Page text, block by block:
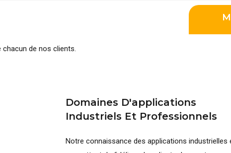
de nos clients.
Domaines D'applications
Industriels Et Professionnels
Notre connaissance des applications